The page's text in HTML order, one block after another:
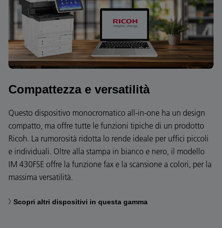
Compattezza e versatilità
Questo dispositivo monocromatico all-in-one ha un design
compatto, ma offre tutte le funzioni tipiche di un prodotto
Ricoh. La rumorosità ridotta lo rende ideale per uffici piccoli
e individuali. Oltre alla stampa in bianco e nero, il modello
IM 430FSE offre la funzione fax e la scansione a colori, per la
massima versatilità.
Scopri altri dispositivi in questa gamma